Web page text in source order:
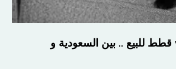
قطط للتبني vs قطط للبيع .. بين السعودية و